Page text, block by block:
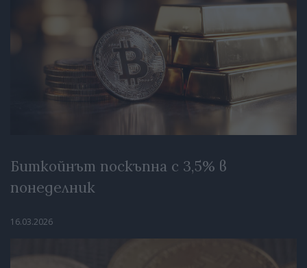
Биткойнът поскъпна с 3,5% в
понеделник
16.03.2026